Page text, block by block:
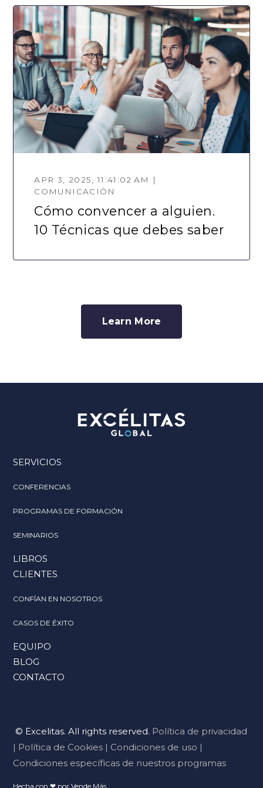
APR 3, 2025, 11:41:02 AM |
COMUNICACIÓN
Cómo convencer a alguien.
10 Técnicas que debes saber
Learn More
SERVICIOS
CONFERENCIAS
PROGRAMAS DE FORMACIÓN
SEMINARIOS
LIBROS
CLIENTES
CONFÍAN EN NOSOTROS
CASOS DE ÉXITO
EQUIPO
BLOG
CONTACTO
© Excelitas. All rights reserved. Política de privacidad
| Política de Cookies | Condiciones de uso |
Condiciones específicas de nuestros programas
Hecha con ❤ por Vende Más